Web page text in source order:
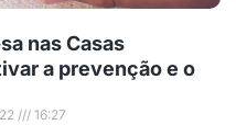
nas Casas
a prevenção e o
16:27